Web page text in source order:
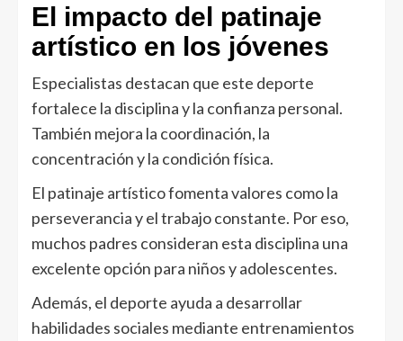
El impacto del patinaje
artístico en los jóvenes
Especialistas destacan que este deporte
fortalece la disciplina y la confianza personal.
También mejora la coordinación, la
concentración y la condición física.
El patinaje artístico fomenta valores como la
perseverancia y el trabajo constante. Por eso,
muchos padres consideran esta disciplina una
excelente opción para niños y adolescentes.
Además, el deporte ayuda a desarrollar
habilidades sociales mediante entrenamientos